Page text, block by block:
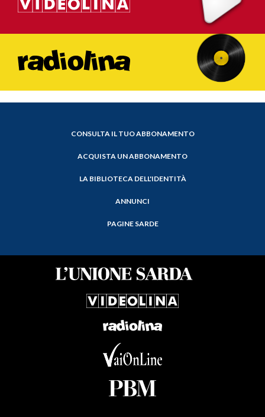
CONSULTA IL TUO ABBONAMENTO
ACQUISTA UN ABBONAMENTO
LA BIBLIOTECA DELL'IDENTITÀ
ANNUNCI
PAGINE SARDE